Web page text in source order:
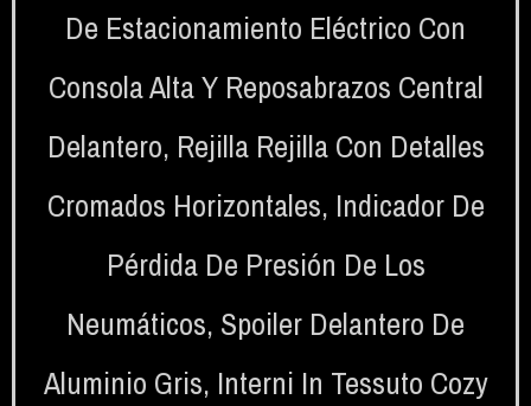
De Estacionamiento Eléctrico Con
Consola Alta Y Reposabrazos Central
Delantero, Rejilla Rejilla Con Detalles
Cromados Horizontales, Indicador De
Pérdida De Presión De Los
Neumáticos, Spoiler Delantero De
Aluminio Gris, Interni In Tessuto Cozy